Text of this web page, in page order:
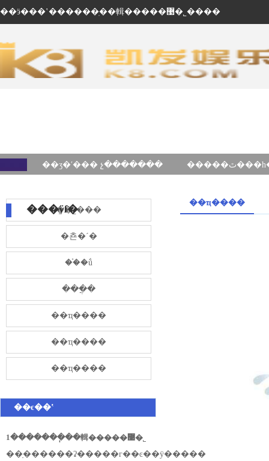
��ӭ���ʽ������ֽ��輯�����޹�˾����
��ʒ�ʹ��� չ�������
���ÿſ���˾���
�쵼�´�
��֯�ṹ
���̷ֲ�
��ҵ����
��ҵ����
��ҵ����
��ϵ��ʽ
1�������ֽ��輯�����޹�˾
��ַ������ʡ�����г��ͼ��ÿ�����
��ҵ����